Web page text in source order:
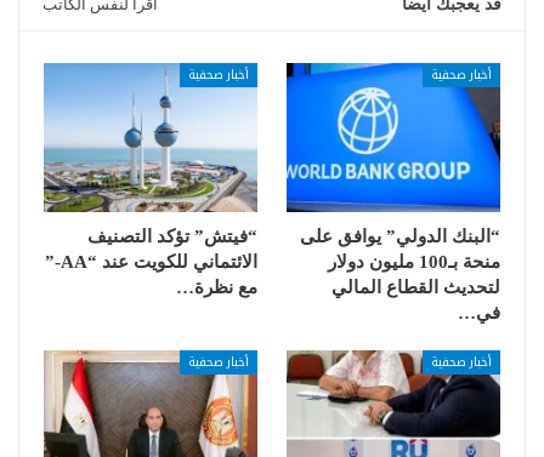
قد يعجبك ايضا اقرأ لنفس الكاتب
أخبار صحفية
“البنك الدولي” يوافق على
منحة بـ100 مليون دولار
لتحديث القطاع المالي
في…
أخبار صحفية
“فيتش” تؤكد التصنيف
الائتماني للكويت عند “AA-”
مع نظرة…
أخبار صحفية أخبار صحفية